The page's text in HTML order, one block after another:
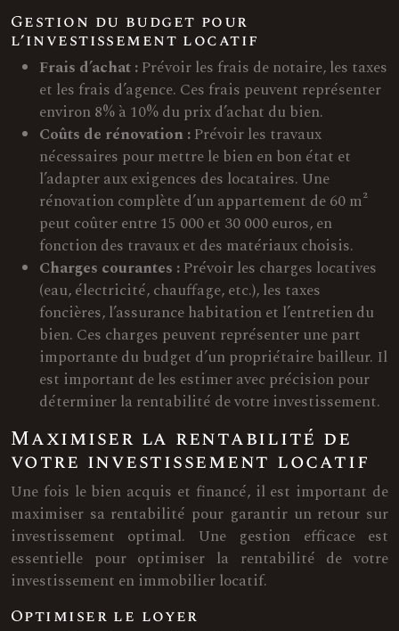
Gestion du budget pour
l’investissement locatif
Frais d’achat :Prévoir les frais de notaire, les taxes
et les frais d’agence. Ces frais peuvent représenter
environ 8% à 10% du prix d’achat du bien.
Coûts de rénovation :Prévoir les travaux
nécessaires pour mettre le bien en bon état et
l’adapter aux exigences des locataires. Une
rénovation complète d’un appartement de 60 m²
peut coûter entre 15 000 et 30 000 euros, en
fonction des travaux et des matériaux choisis.
Charges courantes :Prévoir les charges locatives
(eau, électricité, chauffage, etc.), les taxes
foncières, l’assurance habitation et l’entretien du
bien. Ces charges peuvent représenter une part
importante du budget d’un propriétaire bailleur. Il
est important de les estimer avec précision pour
déterminer la rentabilité de votre investissement.
Maximiser la rentabilité de
votre investissement locatif
Une fois le bien acquis et financé, il est important de
maximiser sa rentabilité pour garantir un retour sur
investissement optimal. Une gestion efficace est
essentielle pour optimiser la rentabilité de votre
investissement en immobilier locatif.
Optimiser le loyer